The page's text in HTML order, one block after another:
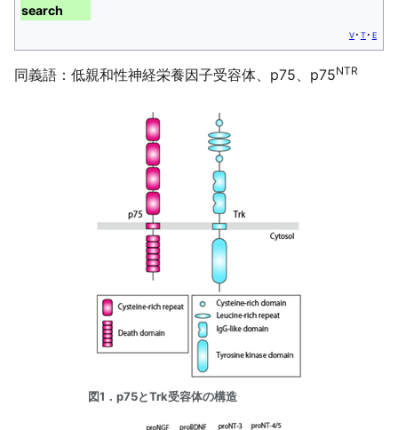
search
v t e
同義語：低親和性神経栄養因子受容体、p75、p75NTR
図1．p75とTrk受容体の構造